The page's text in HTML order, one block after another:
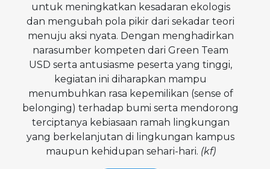
untuk meningkatkan kesadaran ekologis
dan mengubah pola pikir dari sekadar teori
menuju aksi nyata. Dengan menghadirkan
narasumber kompeten dari Green Team
USD serta antusiasme peserta yang tinggi,
kegiatan ini diharapkan mampu
menumbuhkan rasa kepemilikan (sense of
belonging) terhadap bumi serta mendorong
terciptanya kebiasaan ramah lingkungan
yang berkelanjutan di lingkungan kampus
maupun kehidupan sehari-hari. (kf)